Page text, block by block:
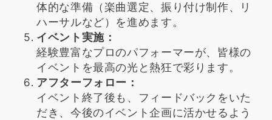
体的な準備（楽曲選定、振り付け制作、リ
ハーサルなど）を進めます。
イベント実施：
経験豊富なプロのパフォーマーが、皆様の
イベントを最高の光と熱狂で彩ります。
アフターフォロー：
イベント終了後も、フィードバックをいた
だき、今後のイベント企画に活かせるよう